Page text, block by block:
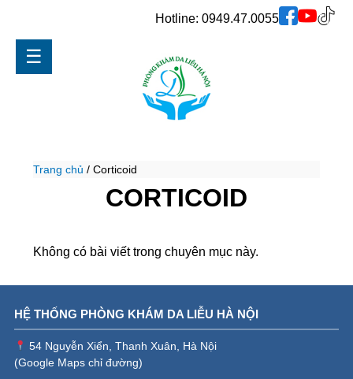
Hotline: 0949.47.0055
☰
Trang chủ /Corticoid
CORTICOID
Không có bài viết trong chuyên mục này.
HỆ THỐNG PHÒNG KHÁM DA LIỄU HÀ NỘI
54 Nguyễn Xiển, Thanh Xuân, Hà Nội
(Google Maps chỉ đường)